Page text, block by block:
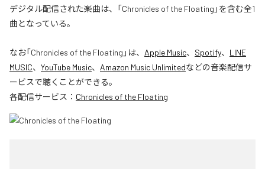
デジタル配信された楽曲は、「Chronicles of the Floating」を含む全1
曲となっている。
なお「Chronicles of the Floating 」は、 Apple Music、 Spotify、 LINE
MUSIC、 YouTube Music、 Amazon Music Unlimitedなどの音楽配信サ
ービスで聴くことができる。
各配信サービス： Chronicles of the Floating